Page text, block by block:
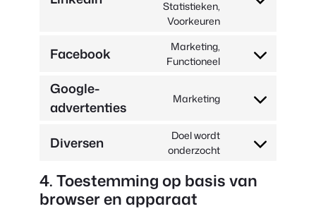
Statistieken,
Voorkeuren
Toestemming
linkedin
Facebook
Marketing,
Functioneel
Toestemming
facebook
Google-
advertenties
Marketing
Toestemming
google-
Diversen
Doel wordt
onderzocht
Consent
service
4. Toestemming op basis van
browser en apparaat